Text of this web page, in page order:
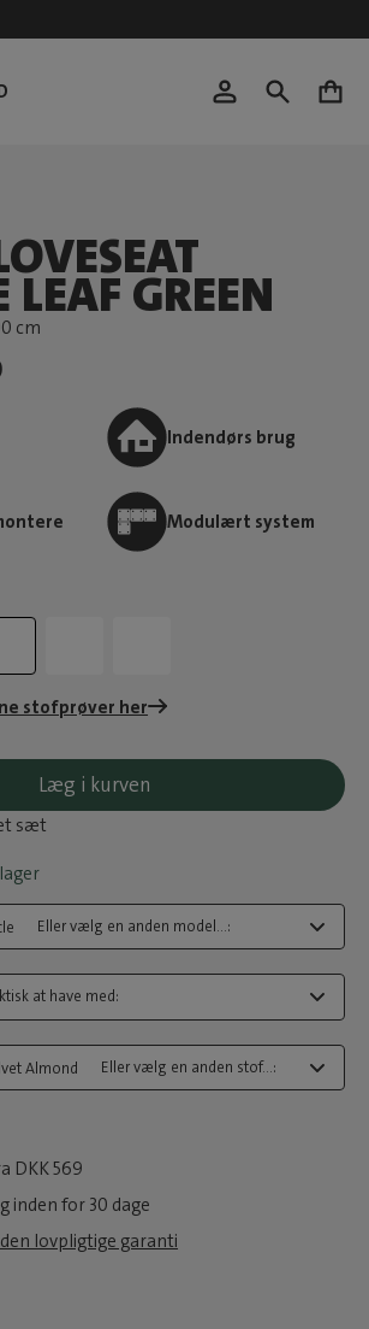
0
LEAF GREEN
cm
Indendørs brug
Modulært system
stofprøver her
Læg i kurven
sæt
Eller vælg en anden model...:
at have med:
Eller vælg en anden stof...:
DKK 569
inden for 30 dage
lovpligtige garanti